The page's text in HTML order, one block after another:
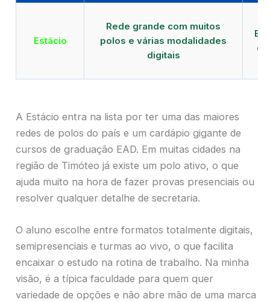
Estácio
Rede grande com muitos
polos e várias modalidades
digitais
A Estácio entra na lista por ter uma das maiores
redes de polos do país e um cardápio gigante de
cursos de graduação EAD. Em muitas cidades na
região de Timóteo já existe um polo ativo, o que
ajuda muito na hora de fazer provas presenciais ou
resolver qualquer detalhe de secretaria.
O aluno escolhe entre formatos totalmente digitais,
semipresenciais e turmas ao vivo, o que facilita
encaixar o estudo na rotina de trabalho. Na minha
visão, é a típica faculdade para quem quer
variedade de opções e não abre mão de uma marca